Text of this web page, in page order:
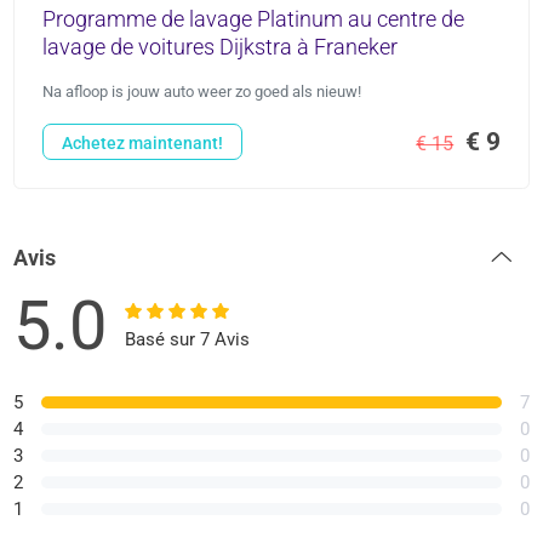
Programme de lavage Platinum au centre de
lavage de voitures Dijkstra à Franeker
Na afloop is jouw auto weer zo goed als nieuw!
€ 15 € 9
Achetez maintenant!
Avis
5.0 Basé sur 7 Avis
5
4
3
2
1
7
0
0
0
0